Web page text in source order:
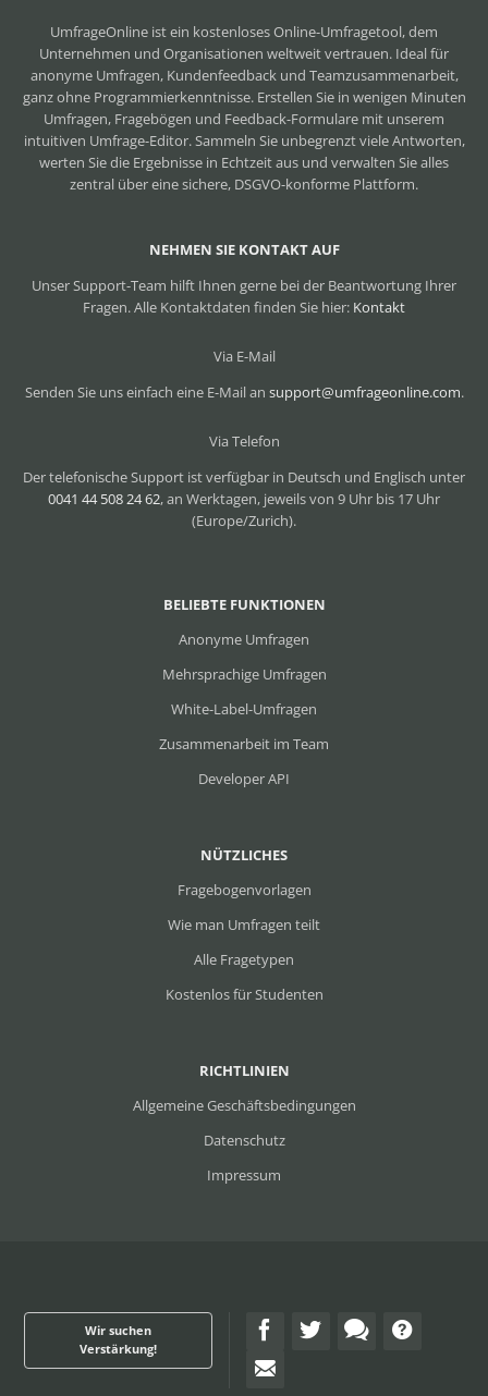
UmfrageOnline ist ein kostenloses Online-Umfragetool, dem
Unternehmen und Organisationen weltweit vertrauen. Ideal für
anonyme Umfragen, Kundenfeedback und Teamzusammenarbeit,
ganz ohne Programmierkenntnisse. Erstellen Sie in wenigen Minuten
Umfragen, Fragebögen und Feedback-Formulare mit unserem
intuitiven Umfrage-Editor. Sammeln Sie unbegrenzt viele Antworten,
werten Sie die Ergebnisse in Echtzeit aus und verwalten Sie alles
zentral über eine sichere, DSGVO-konforme Plattform.
RICHTLINIEN
Allgemeine Geschäftsbedingungen
Datenschutz
Impressum
NÜTZLICHES
Fragebogenvorlagen
Wie man Umfragen teilt
Alle Fragetypen
Kostenlos für Studenten
BELIEBTE FUNKTIONEN
Anonyme Umfragen
Mehrsprachige Umfragen
White-Label-Umfragen
Zusammenarbeit im Team
Developer API
NEHMEN SIE KONTAKT AUF
Unser Support-Team hilft Ihnen gerne bei der Beantwortung Ihrer
Fragen. Alle Kontaktdaten finden Sie hier: Kontakt
Via E-Mail
Senden Sie uns einfach eine E-Mail an support@umfrageonline.com.
Via Telefon
Der telefonische Support ist verfügbar in Deutsch und Englisch unter
0041 44 508 24 62, an Werktagen, jeweils von 9 Uhr bis 17 Uhr
(Europe/Zurich).
Wir suchen
Verstärkung!